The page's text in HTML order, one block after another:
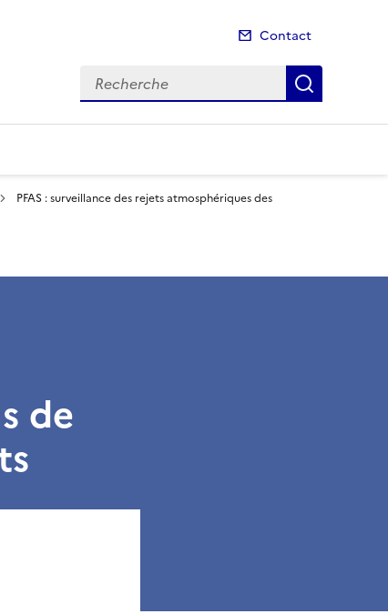
Contact
Recherche
PFAS : surveillance des rejets atmosphériques des
de